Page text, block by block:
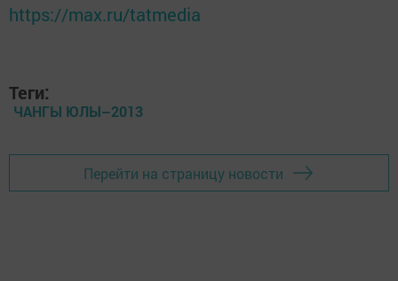
https://max.ru/tatmedia
Теги:
ЧАНГЫ ЮЛЫ–2013
Перейти на страницу новости